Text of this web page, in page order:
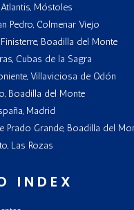
Móstoles
Pedro, Colmenar Viejo
Boadilla del Monte
Cubas de la Sagra
Villaviciosa de Odón
Boadilla del Monte
Madrid
Prado Grande, Boadilla del
Las Rozas
INDEX